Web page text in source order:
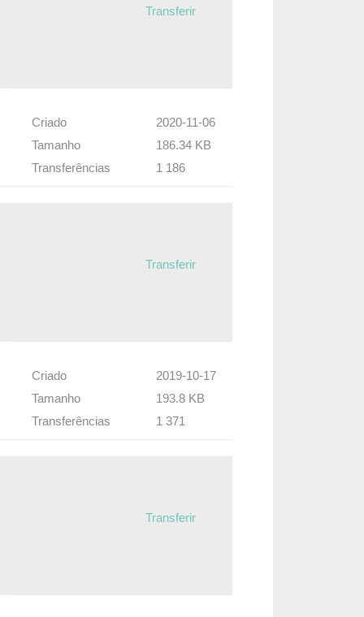
Transferir
Criado
Tamanho
Transferências
2020-11-06
186.34 KB
1 186
Transferir
Criado
Tamanho
Transferências
2019-10-17
193.8 KB
1 371
Transferir